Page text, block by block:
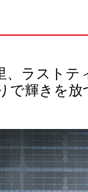
、ラストテ
で輝きを放